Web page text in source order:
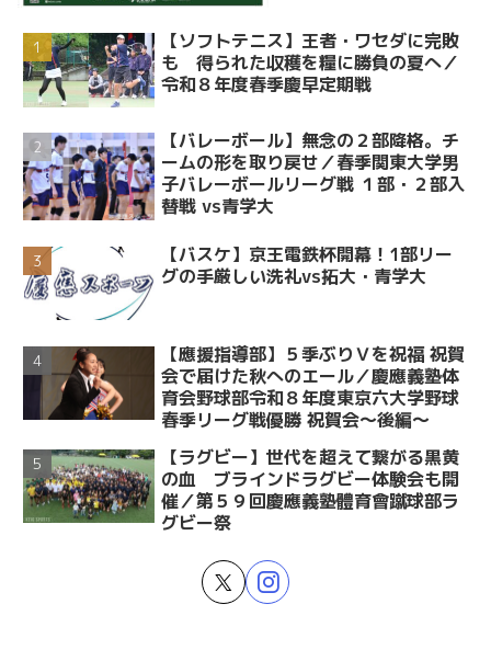
【ソフトテニス】王者・ワセダに完敗
も 得られた収穫を糧に勝負の夏へ／
令和８年度春季慶早定期戦
【バレーボール】無念の２部降格。チ
ームの形を取り戻せ／春季関東大学男
子バレーボールリーグ戦 １部・２部入
替戦 vs青学大
【バスケ】京王電鉄杯開幕！1部リー
グの手厳しい洗礼vs拓大・青学大
【應援指導部】５季ぶりＶを祝福 祝賀
会で届けた秋へのエール／慶應義塾体
育会野球部令和８年度東京六大学野球
春季リーグ戦優勝 祝賀会～後編～
【ラグビー】世代を超えて繋がる黒黄
の血 ブラインドラグビー体験会も開
催／第５９回慶應義塾體育會蹴球部ラ
グビー祭